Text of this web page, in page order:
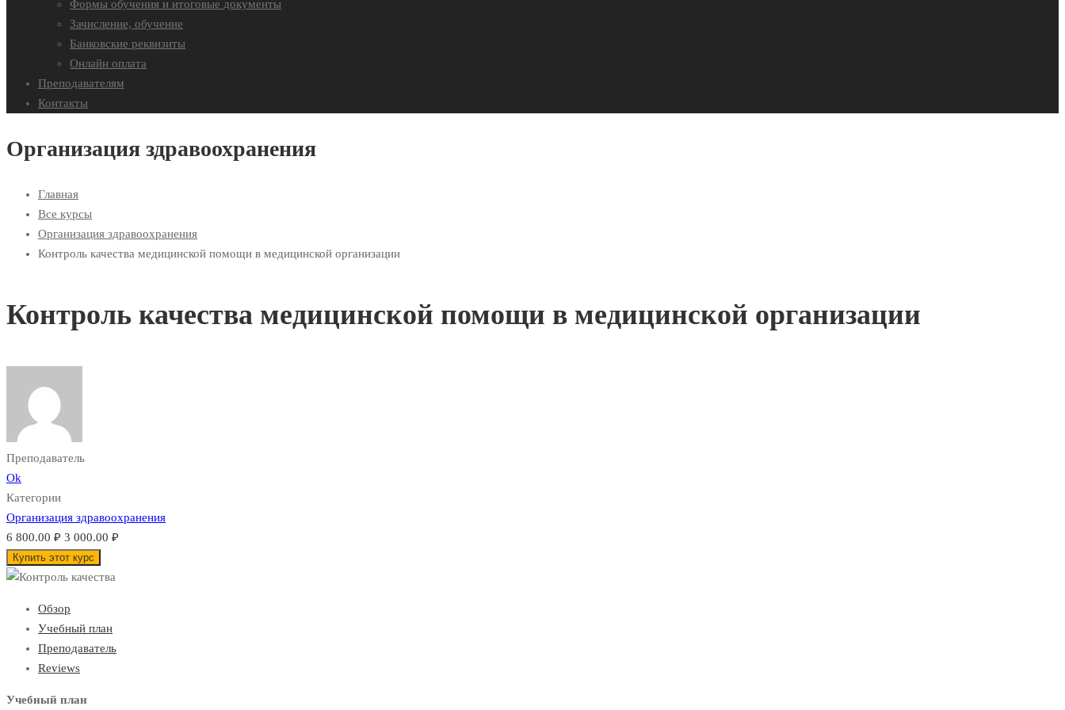
Формы обучения и итоговые документы
Зачисление, обучение
Банковские реквизиты
Онлайн оплата
Преподавателям
Контакты
Организация здравоохранения
Главная
Все курсы
Организация здравоохранения
Контроль качества медицинской помощи в медицинской организации
Контроль качества медицинской помощи в медицинской организации
Преподаватель
Ok
Категории
Организация здравоохранения
6 800.00 ₽ 3 000.00 ₽
Купить этот курс
Обзор
Учебный план
Преподаватель
Reviews
Учебный план